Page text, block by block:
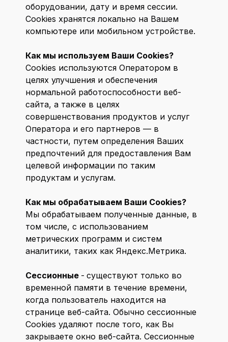
оборудовании, дату и время сессии.
Сookies хранятся локально на Вашем
компьютере или мобильном устройстве.
Как мы используем Ваши Cookies?
Cookies используются Оператором в
целях улучшения и обеспечения
нормальной работоспособности веб-
сайта, а также в целях
совершенствования продуктов и услуг
Оператора и его партнеров — в
частности, путем определения Ваших
предпочтений для предоставления Вам
целевой информации по таким
продуктам и услугам.
Как мы обрабатываем Ваши Cookies?
Мы обрабатываем полученные данные, в
том числе, с использованием
метрических программ и систем
аналитики, таких как Яндекс.Метрика.
Сессионные - существуют только во
временной памяти в течение времени,
когда пользователь находится на
странице веб-сайта. Обычно сессионные
Cookies удаляют после того, как Вы
закрываете окно веб-сайта. Сессионные